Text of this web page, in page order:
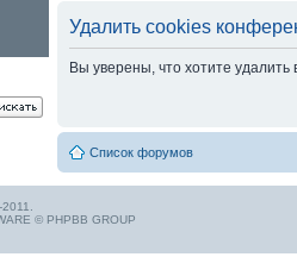
Удалить cookies
Вы уверены, что хотите
Список форумов
© PHPBB GROUP